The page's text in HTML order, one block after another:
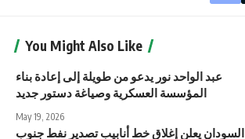
You Might Also Like
عبد الواحد نور يدعو من طويلة إلى إعادة بناء
المؤسسة العسكرية وصياغة دستور جديد
May 19, 2026
السودان يعلن إغلاق خط أنابيب تصدير نفط جنوب